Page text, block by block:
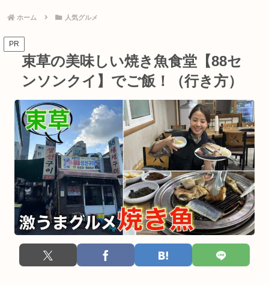
ホーム 人気グルメ
PR
束草の美味しい焼き魚食堂【88セ
ンソンクイ】でご飯！（行き方）